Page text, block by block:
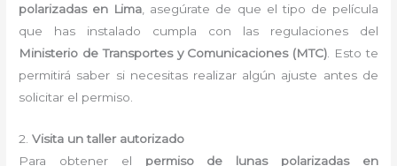
polarizadas en Lima, asegúrate de que el tipo de película
que has instalado cumpla con las regulaciones del
Ministerio de Transportes y Comunicaciones (MTC). Esto te
permitirá saber si necesitas realizar algún ajuste antes de
solicitar el permiso.
2.Visita un taller autorizado
Para obtener el permiso de lunas polarizadas en